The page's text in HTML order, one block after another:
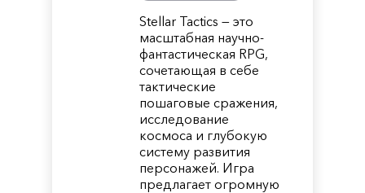
Stellar Tactics — это
масштабная научно-
фантастическая RPG,
сочетающая в себе
тактические
пошаговые сражения,
исследование
космоса и глубокую
систему развития
персонажей. Игра
предлагает огромную